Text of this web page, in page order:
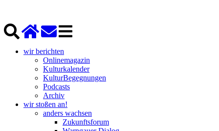
wir berichten
Onlinemagazin
Kulturkalender
KulturBegegnungen
Podcasts
Archiv
wir stoßen an!
anders wachsen
Zukunftsforum